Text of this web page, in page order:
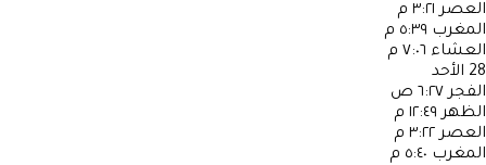
العصر ٣:٢١ م
المغرب ٥:٣٩ م
العشاء ٧:٠٦ م
28 الأحد
الفجر ٦:٢٧ ص
الظهر ١٢:٤٩ م
العصر ٣:٢٢ م
المغرب ٥:٤٠ م